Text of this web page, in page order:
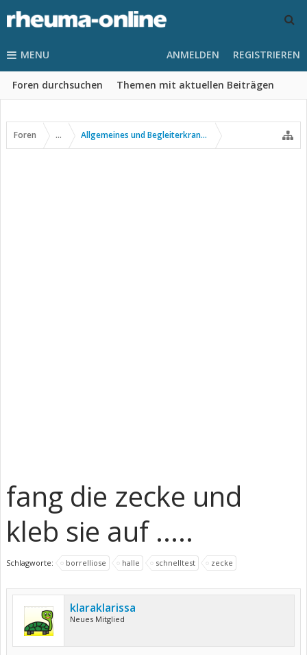
MENU
Foren durchsuchen Themen mit aktuellen Beiträgen
ANMELDEN REGISTRIEREN
Foren ... Allgemeines und Begleiterkrankungen
fang die zecke und
kleb sie auf .....
Schlagworte: borrelliose halle schnelltest zecke
klaraklarissa
Neues Mitglied